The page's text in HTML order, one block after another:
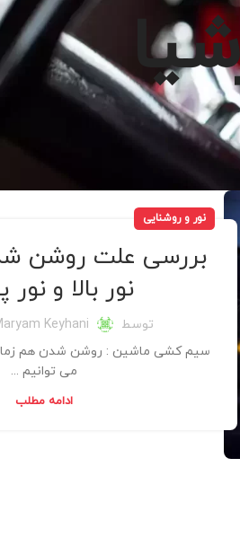
نور و روشنایی
بررسی علت روشن
نور بالا و نور
توسط Keyhani
سیم کشی ماشین : روشن شدن هم زمان
می توانیم ...
ادامه مطلب